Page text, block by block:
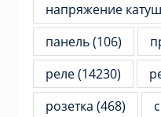
напряжение
панель(106)
реле(14230)
розетка (468)